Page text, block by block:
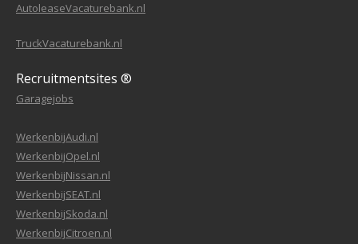
AutoleaseVacaturebank.nl
TruckVacaturebank.nl
Recruitmentsites ®
Garagejobs
WerkenbijAudi.nl
WerkenbijOpel.nl
WerkenbijNissan.nl
WerkenbijSEAT.nl
WerkenbijSkoda.nl
WerkenbijCitroen.nl